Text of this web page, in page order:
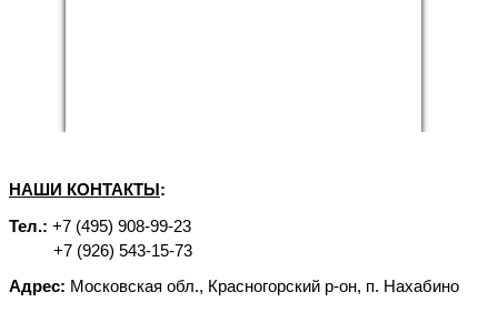
НАШИ КОНТАКТЫ:
Тел.: +7 (495) 908-99-23
+7 (926) 543-15-73
Адрес: Московская обл., Красногорский р-он, п. Нахабино